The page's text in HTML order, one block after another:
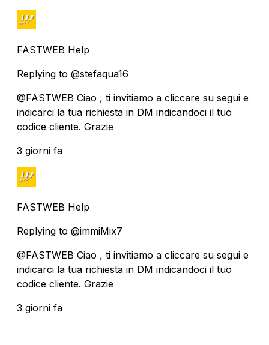
FASTWEB Help
Replying to @stefaqua16
@FASTWEB Ciao , ti invitiamo a cliccare su segui e
indicarci la tua richiesta in DM indicandoci il tuo
codice cliente. Grazie
3 giorni fa
FASTWEB Help
Replying to @immiMix7
@FASTWEB Ciao , ti invitiamo a cliccare su segui e
indicarci la tua richiesta in DM indicandoci il tuo
codice cliente. Grazie
3 giorni fa